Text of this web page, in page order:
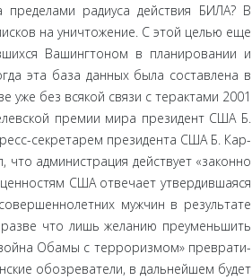
радиуса действия БИЛА? В
на уничтожение. С этой це­лью еще
Вашингтоном в планировании и
эта база данных была составлена в
уже без всякой связи с терактами 2001
премии мира президент США Б.
секретарем президента США Б. Кар­
администрация действует «законно
США отвечает утвердившаяся
мужчин в результате
что лишь желанию преуменьшить
Обамы с терроризмом» преврати­
обозреватели, в дальнейшем будет